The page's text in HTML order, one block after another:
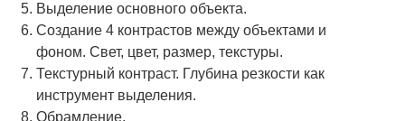
Выделение основного объекта.
Создание 4 контрастов между объектами и
фоном. Свет, цвет, размер, текстуры.
Текстурный контраст. Глубина резкости как
инструмент выделения.
Обрамление.